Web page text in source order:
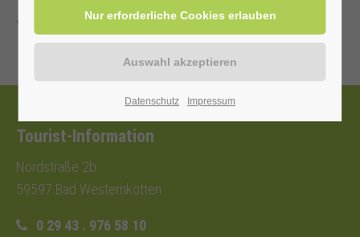
Tourist-Information
Nordstraße 2b
59597 Bad Westernkotten
0 29 43 . 976 58 10
Datenschutz Impressum